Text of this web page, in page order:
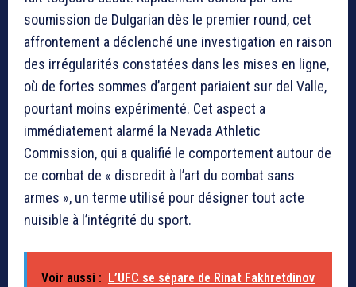
soumission de Dulgarian dès le premier round, cet
affrontement a déclenché une investigation en raison
des irrégularités constatées dans les mises en ligne,
où de fortes sommes d’argent pariaient sur del Valle,
pourtant moins expérimenté. Cet aspect a
immédiatement alarmé la Nevada Athletic
Commission, qui a qualifié le comportement autour de
ce combat de « discredit à l’art du combat sans
armes », un terme utilisé pour désigner tout acte
nuisible à l’intégrité du sport.
Voir aussi :
L’UFC se sépare de Rinat Fakhretdinov